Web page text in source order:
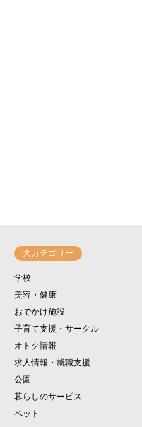
大カテゴリー
学校
美容・健康
おでかけ施設
子育て支援・サークル
オトク情報
求人情報・就職支援
公園
暮らしのサービス
ペット